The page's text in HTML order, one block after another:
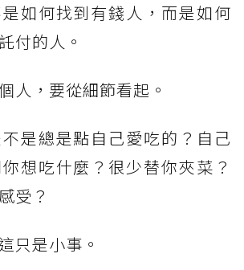
如何找到有錢人，而是如何
付的人。
人，要從細節看起。
是總是點自己愛吃的？自己
想吃什麼？很少替你夾菜？
受？
只是小事。